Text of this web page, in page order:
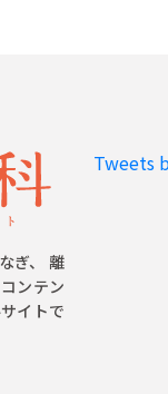
ぎ、 離
ンテン
イトで
Tweets